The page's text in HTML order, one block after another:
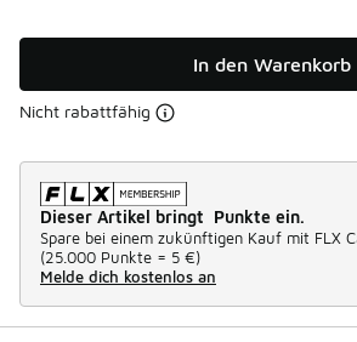
In den Warenkorb
Nicht rabattfähig
Dieser Artikel bringt Punkte ein.
Spare bei einem zukünftigen Kauf mit FLX
(25.000 Punkte = 5 €)
Melde dich kostenlos an